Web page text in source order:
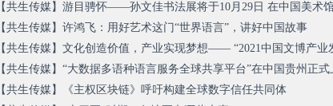
【共生传媒】云南大学昌新国际艺术学院成功举办2022届本科生、硕
【共生传媒】游目骋怀——孙文佳书法展将于10月29日 在中国美术
【共生传媒】许鸿飞：用好艺术这门“世界语言”，讲好中国故事
【共生传媒】文化创造价值，产业实现梦想—— “2021中国文博产业
【共生传媒】“大数据多语种语言服务全球共享平台”在中国贵州正式
【共生传媒】《主权区块链》呼吁构建全球数字信任共同体